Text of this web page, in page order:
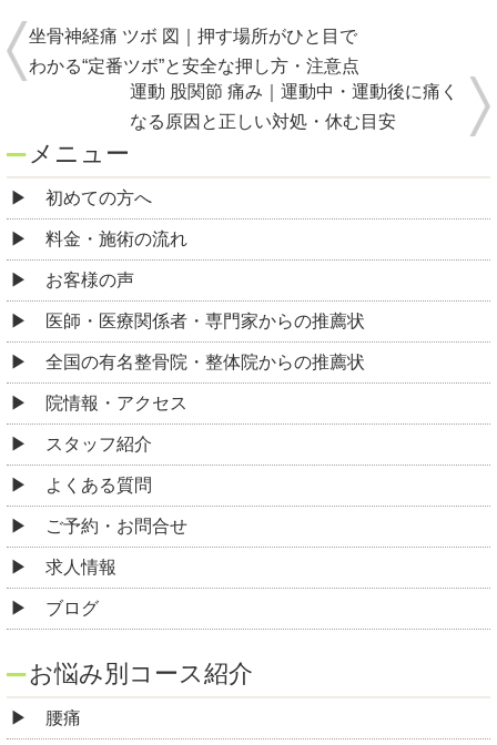
坐骨神経痛 ツボ 図｜押す場所がひと目で
わかる“定番ツボ”と安全な押し方・注意点
運動 股関節 痛み｜運動中・運動後に痛く
なる原因と正しい対処・休む目安
メニュー
初めての方へ
料金・施術の流れ
お客様の声
医師・医療関係者・専門家からの推薦状
全国の有名整骨院・整体院からの推薦状
院情報・アクセス
スタッフ紹介
よくある質問
ご予約・お問合せ
求人情報
ブログ
お悩み別コース紹介
腰痛